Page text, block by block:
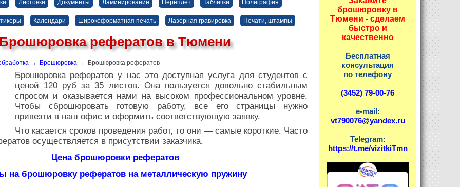
Листовки Документы Ламинирование Переплет Таблички Полиграфия
Календари Широкоформатная печать Лазерная гравировка Печати, штампы
рефератов в Тюмени
→ Брошюровка → Брошюровка рефератов
Брошюровка рефератов у нас это доступная услуга для студентов с
ценой 120 руб за 35 листов. Она пользуется довольно стабильным
спросом и оказывается нами на высоком профессиональном уровне.
Чтобы сброшюровать готовую работу, все его страницы нужно
привезти в наш офис и оформить соответствующую заявку.
Что касается сроков проведения работ, то они — самые короткие. Часто
осуществляется в присутствии заказчика.
Цена брошюровки рефератов
на брошюровку рефератов на металлическую пружину
брошюровку в
Тюмени - сделаем
быстро и
качественно
Бесплатная
консультация
по телефону
(3452) 79-00-76
e-mail:
vt790076@yandex.ru
Telegram:
https://t.me/vizitkiTmn